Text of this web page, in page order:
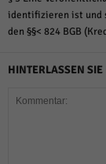
identifizieren ist und
den §§< 824 BGB
HINTERLASSEN